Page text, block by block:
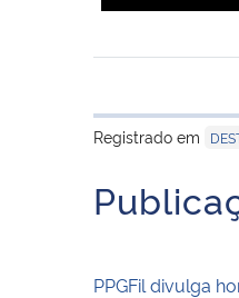
Registrado em
PPGFil divulga